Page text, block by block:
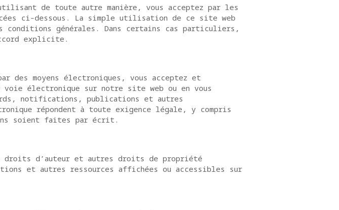
de toute autre manière, vous acceptez par les
ci-dessous. La simple utilisation de ce site web
conditions générales. Dans certains cas particuliers,
explicite.
des moyens électroniques, vous acceptez et
voie électronique sur notre site web ou en vous
notifications, publications et autres
répondent à toute exigence légale, y compris
soient faites par écrit.
droits d’auteur et autres droits de propriété
et autres ressources affichées ou accessibles sur